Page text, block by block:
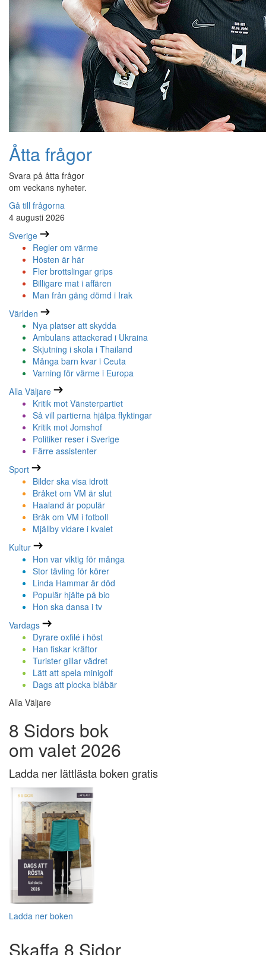
Åtta frågor
Svara på åtta frågor
om veckans nyheter.
Gå till frågorna
4 augusti 2026
Sverige
Regler om värme
Hösten är här
Fler brottslingar grips
Billigare mat i affären
Man från gäng dömd i Irak
Världen
Nya platser att skydda
Ambulans attackerad i Ukraina
Skjutning i skola i Thailand
Många barn kvar i Ceuta
Varning för värme i Europa
Alla Väljare
Kritik mot Vänsterpartiet
Så vill partierna hjälpa flyktingar
Kritik mot Jomshof
Politiker reser i Sverige
Färre assistenter
Sport
Bilder ska visa idrott
Bråket om VM är slut
Haaland är populär
Bråk om VM i fotboll
Mjällby vidare i kvalet
Kultur
Hon var viktig för många
Stor tävling för körer
Linda Hammar är död
Populär hjälte på bio
Hon ska dansa i tv
Vardags
Dyrare oxfilé i höst
Han fiskar kräftor
Turister gillar vädret
Lätt att spela minigolf
Dags att plocka blåbär
Alla Väljare
8 Sidors bok
om valet 2026
Ladda ner lättlästa boken gratis
Ladda ner boken
Skaffa 8 Sidor